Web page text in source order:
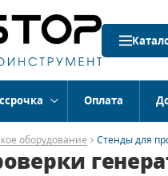
Оплата
оборудование Стенды для